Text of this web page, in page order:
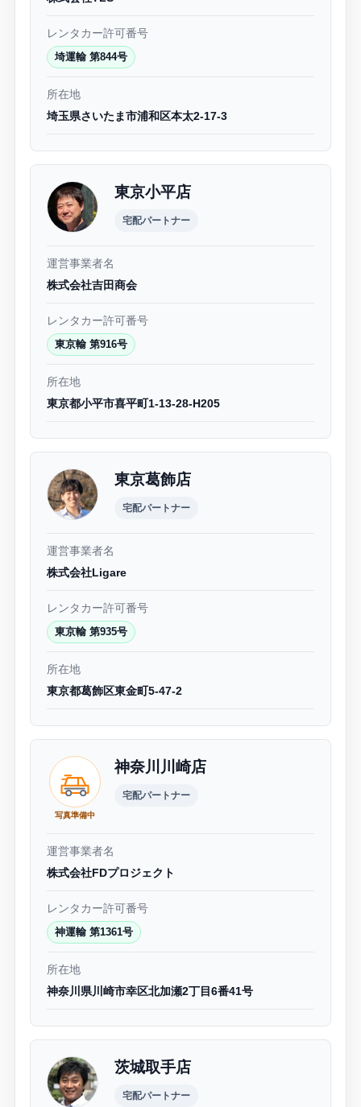
レンタカー許可番号
埼運輸 第844号
所在地
埼玉県さいたま市浦和区本太2-17-3
東京小平店
宅配パートナー
運営事業者名
株式会社吉田商会
レンタカー許可番号
東京輸 第916号
所在地
東京都小平市喜平町1-13-28-H205
東京葛飾店
宅配パートナー
運営事業者名
株式会社Ligare
レンタカー許可番号
東京輸 第935号
所在地
東京都葛飾区東金町5-47-2
写真準備中
神奈川川崎店
宅配パートナー
運営事業者名
株式会社FDプロジェクト
レンタカー許可番号
神運輸 第1361号
所在地
神奈川県川崎市幸区北加瀬2丁目6番41号
茨城取手店
宅配パートナー